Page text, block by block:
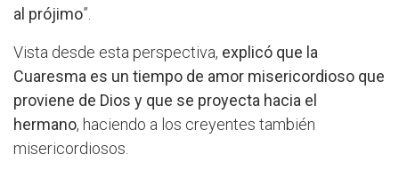
al prójimo”.
Vista desde esta perspectiva, explicó que la
Cuaresma es un tiempo de amor misericordioso que
proviene de Dios y que se proyecta hacia el
hermano, haciendo a los creyentes también
misericordiosos.